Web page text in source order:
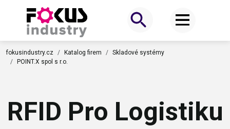
fokusindustry.cz Katalog firem
Skladové systémy
POINT.X spol s r.o.
RFID Pro Logistiku